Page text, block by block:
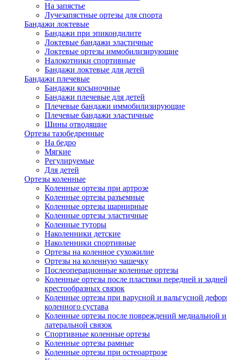
На запястье
Лучезапястные ортезы для спорта
Бандажи локтевые
Бандажи при эпикондилите
Локтевые бандажи эластичные
Локтевые ортезы иммобилизирующие
Налокотники спортивные
Бандажи локтевые для детей
Бандажи плечевые
Бандажи косыночные
Бандажи плечевые для детей
Плечевые бандажи иммобилизирующие
Плечевые бандажи эластичные
Шины отводящие
Ортезы тазобедренные
На бедро
Мягкие
Регулируемые
Для детей
Ортезы коленные
Коленные ортезы при артрозе
Коленные ортезы разъемные
Коленные ортезы шарнирные
Коленные ортезы эластичные
Коленные туторы
Наколенники детские
Наколенники спортивные
Ортезы на коленное сухожилие
Ортезы на коленную чашечку
Послеоперационные коленные ортезы
Коленные ортезы после пластики передней и
крестообразных связок
Коленные ортезы при варусной и вальгусной
коленного сустава
Коленные ортезы после повреждений медиальной и
латеральной связок
Спортивные коленные ортезы
Коленные ортезы рамные
Коленные ортезы при остеоартрозе